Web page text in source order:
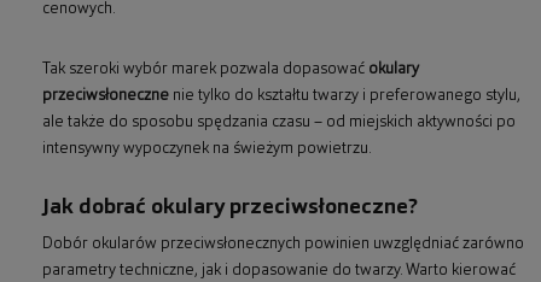
cenowych.
Tak szeroki wybór marek pozwala dopasować okulary
przeciwsłoneczne nie tylko do kształtu twarzy i preferowanego stylu,
ale także do sposobu spędzania czasu – od miejskich aktywności po
intensywny wypoczynek na świeżym powietrzu.
Jak dobrać okulary przeciwsłoneczne?
Dobór okularów przeciwsłonecznych powinien uwzględniać zarówno
parametry techniczne, jak i dopasowanie do twarzy. Warto kierować